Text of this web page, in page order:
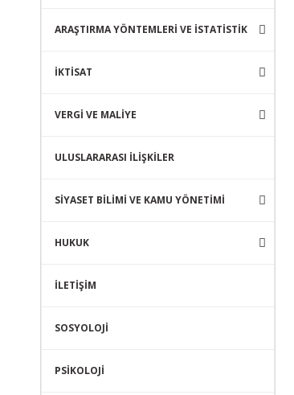
ARAŞTIRMA YÖNTEMLERİ VE İSTATİSTİK
İKTİSAT
VERGİ VE MALİYE
ULUSLARARASI İLİŞKİLER
SİYASET BİLİMİ VE KAMU YÖNETİMİ
HUKUK
İLETİŞİM
SOSYOLOJİ
PSİKOLOJİ